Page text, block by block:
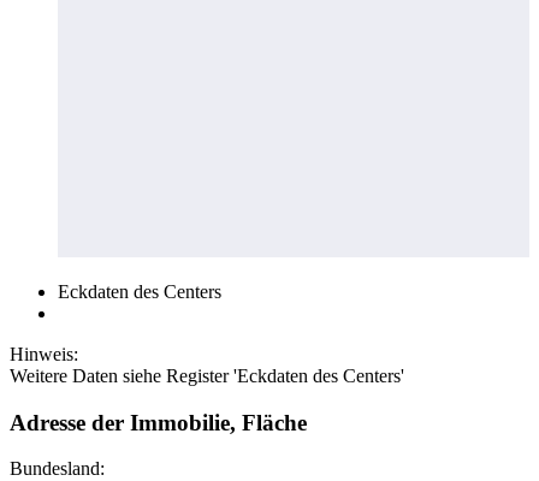
Eckdaten des Centers
Hinweis:
Weitere Daten siehe Register 'Eckdaten des Centers'
Adresse der Immobilie, Fläche
Bundesland: